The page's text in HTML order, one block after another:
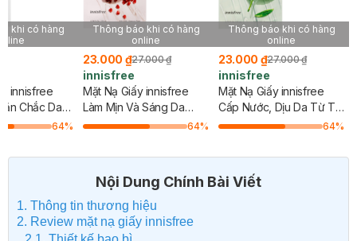
khi có hàng
innisfree
Chắc Da
20ml
64%
Thông báo khi có hàng
online
23.000 ₫27.000 ₫
innisfree
Mặt Nạ Giấy innisfree
Làm Mịn Và Sáng Da
Hương Lựu 20ml
64%
Thông báo khi có hàng
online
23.000 ₫27.000 ₫
innisfree
Mặt Nạ Giấy innisfree
Cấp Nước, Dịu Da Từ Trà
Xanh 20ml
64%
Nội Dung Chính Bài Viết
1. Thông tin thương hiệu
2. Review mặt nạ giấy innisfree